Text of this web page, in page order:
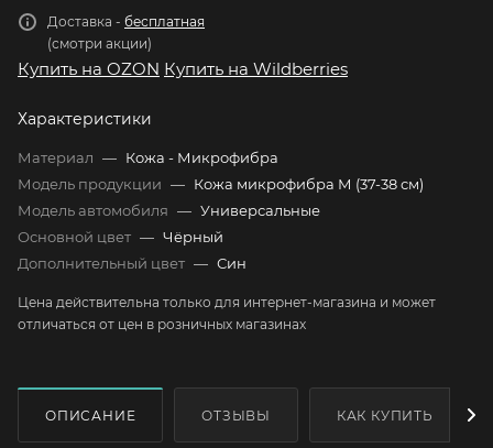
Доставка - бесплатная
(смотри акции)
Купить на OZON Купить на Wildberries
Характеристики
Материал — Кожа - Микрофибра
Модель продукции — Кожа микрофибра М (37-38 см)
Модель автомобиля — Универсальные
Основной цвет — Чёрный
Дополнительный цвет — Син
Цена действительна только для интернет-магазина и может
отличаться от цен в розничных магазинах
ОПИСАНИЕ ОТЗЫВЫ КАК КУПИТЬ